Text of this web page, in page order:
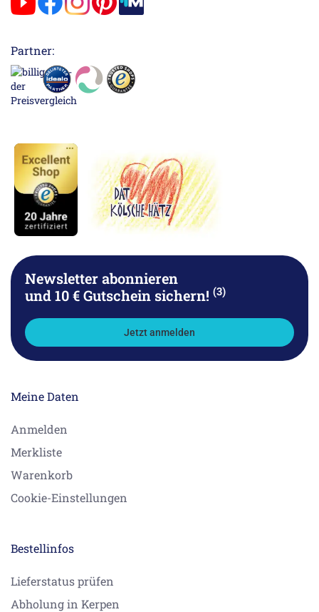
Partner:
Newsletter abonnieren
und 10 € Gutschein sichern! (3)
Jetzt anmelden
Meine Daten
Anmelden
Merkliste
Warenkorb
Cookie-Einstellungen
Bestellinfos
Lieferstatus prüfen
Abholung in Kerpen